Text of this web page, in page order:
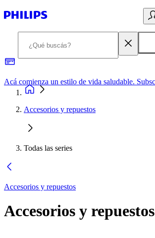
Accesorios y repuestos
Todas las series
Accesorios y repuestos
Accesorios y repuestos